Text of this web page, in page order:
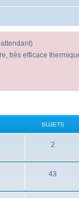
très efficace
SUJETS
2
43